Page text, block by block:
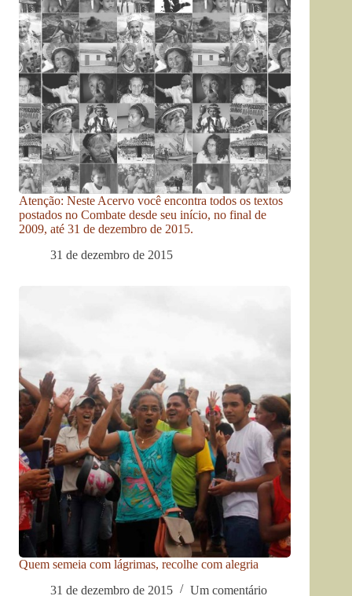
Atenção: Neste Acervo você encontra todos os textos
postados no Combate desde seu início, no final de
2009, até 31 de dezembro de 2015.
31 de dezembro de 2015
Quem semeia com lágrimas, recolhe com alegria
31 de dezembro de 2015
Um comentário